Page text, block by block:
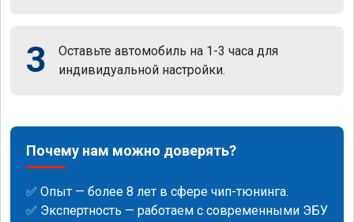
3
Оставьте автомобиль на 1-3 часа для
индивидуальной настройки.
Почему нам можно доверять?
✅ Опыт — более 8 лет в сфере чип-тюнинга.
✅ Экспертность — работаем с современными ЭБУ